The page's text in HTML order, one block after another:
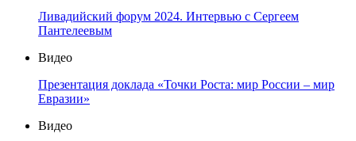
Ливадийский форум 2024. Интервью с Сергеем
Пантелеевым
Видео
Презентация доклада «Точки Роста: мир России – мир
Евразии»
Видео